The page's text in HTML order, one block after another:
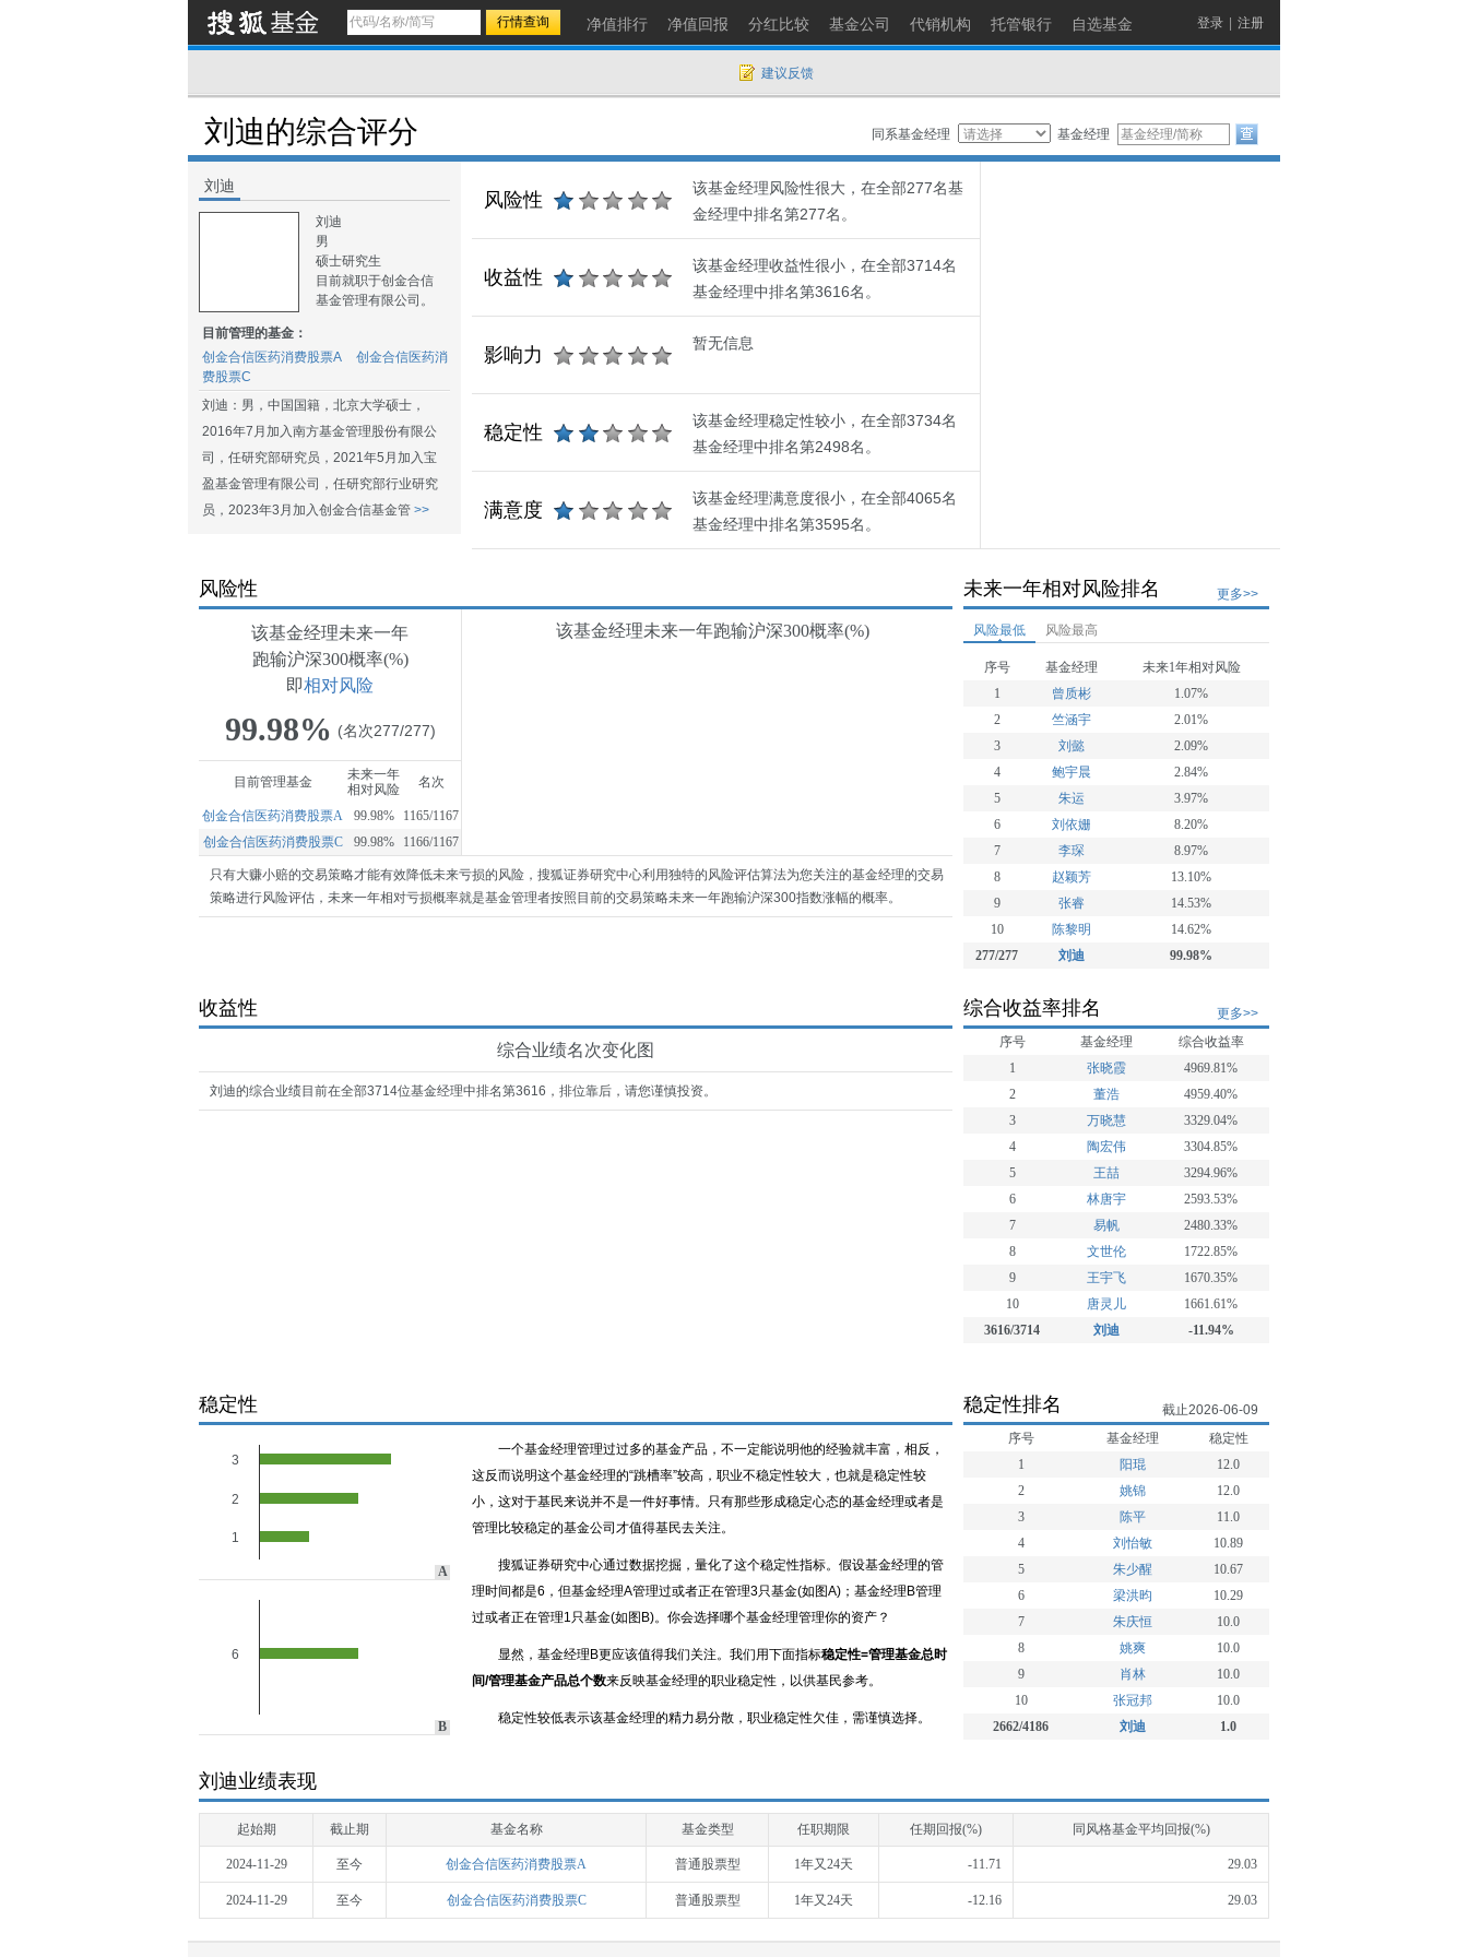
净值排行 净值回报 分红比较 基金公司 代销机构 托管银行 自选基金 登录 注册
建议反馈
刘迪的综合评分 同系基金经理 基金经理
刘迪
刘迪
男
硕士研究生
目前就职于创金合信
基金管理有限公司。
目前管理的基金：
创金合信医药消费股票A
创金合信医药消
费股票C
刘迪：男，中国国籍，北京大学硕士，
2016年7月加入南方基金管理股份有限公
司，任研究部研究员，2021年5月加入宝
盈基金管理有限公司，任研究部行业研究
员，2023年3月加入创金合信基金管 >>
风险性
该基金经理风险性很大，在全部277名基
金经理中排名第277名。
收益性
该基金经理收益性很小，在全部3714名
基金经理中排名第3616名。
影响力
暂无信息
稳定性
该基金经理稳定性较小，在全部3734名
基金经理中排名第2498名。
满意度
该基金经理满意度很小，在全部4065名
基金经理中排名第3595名。
风险性
该基金经理未来一年
跑输沪深300概率(%)
即相对风险
99.98% (名次277/277)
目前管理基金
未来一年
相对风险
名次
创金合信医药消费股票A 99.98%
1165/1167
创金合信医药消费股票C
99.98% 1166/1167
该基金经理未来一年跑输沪深300概率(%)
只有大赚小赔的交易策略才能有效降低未来亏损的风险，搜狐证券研究中心利用独特的风险评估算法为您关注的基金经理的交易
策略进行风险评估，未来一年相对亏损概率就是基金管理者按照目前的交易策略未来一年跑输沪深300指数涨幅的概率。
未来一年相对风险排名 更多>>
风险最低 风险最高
序号 基金经理
未来1年相对风险
1
曾质彬
1.07%
2
竺涵宇
2.01%
3
刘懿
2.09%
4
鲍宇晨
2.84%
5
朱运
3.97%
6
刘依姗
8.20%
7
李琛
8.97%
8
赵颖芳
13.10%
9
张睿
14.53%
10
陈黎明
14.62%
277/277
刘迪 99.98%
收益性
综合业绩名次变化图
刘迪的综合业绩目前在全部3714位基金经理中排名第3616，排位靠后，请您谨慎投资。
综合收益率排名
更多>>
序号
基金经理
综合收益率
1
张晓霞
4969.81%
2
董浩
4959.40%
3
万晓慧
3329.04%
4
陶宏伟
3304.85%
5
王喆
3294.96%
6
林唐宇
2593.53%
7
易帆
2480.33%
8
文世伦
1722.85%
9
王宇飞
1670.35%
10
唐灵儿
1661.61%
3616/3714
刘迪 -11.94%
稳定性
3
2
1
A
6
B
一个基金经理管理过过多的基金产品，不一定能说明他的经验就丰富，相反，
这反而说明这个基金经理的“跳槽率”较高，职业不稳定性较大，也就是稳定性较
小，这对于基民来说并不是一件好事情。只有那些形成稳定心态的基金经理或者是
管理比较稳定的基金公司才值得基民去关注。
搜狐证券研究中心通过数据挖掘，量化了这个稳定性指标。假设基金经理的管
理时间都是6，但基金经理A管理过或者正在管理3只基金(如图A)；基金经理B管理
过或者正在管理1只基金(如图B)。你会选择哪个基金经理管理你的资产？
显然，基金经理B更应该值得我们关注。我们用下面指标稳定性=管理基金总时
间/管理基金产品总个数来反映基金经理的职业稳定性，以供基民参考。
稳定性较低表示该基金经理的精力易分散，职业稳定性欠佳，需谨慎选择。
稳定性排名
截止2026-06-09
序号
基金经理
稳定性
1
阳琨
12.0
2
姚锦
12.0
3
陈平
11.0
4
刘怡敏
10.89
5
朱少醒
10.67
6
梁洪昀
10.29
7
朱庆恒
10.0
8
姚爽
10.0
9
肖林
10.0
10
张冠邦
10.0
2662/4186
刘迪 1.0
刘迪业绩表现
起始期 截止期 基金名称 基金类型 任职期限 任期回报(%) 同风格基金平均回报(%)
2024-11-29 至今 创金合信医药消费股票A 普通股票型 1年又24天 -11.71 29.03
2024-11-29 至今 创金合信医药消费股票C 普通股票型 1年又24天 -12.16 29.03